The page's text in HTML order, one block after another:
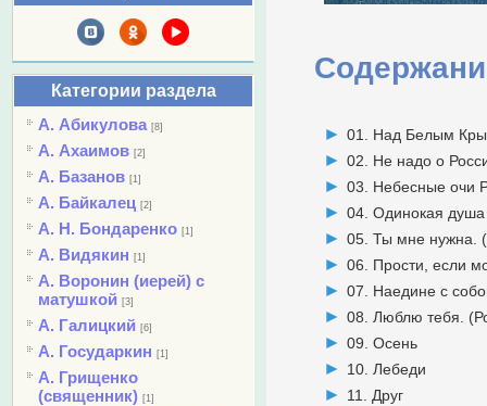
Категории раздела
А. Абикулова [8]
А. Ахаимов [2]
А. Базанов [1]
А. Байкалец [2]
А. Н. Бондаренко [1]
А. Видякин [1]
А. Воронин (иерей) с
матушкой [3]
А. Галицкий [6]
А. Государкин [1]
А. Грищенко
(священник) [1]
01. Над Белым
02. Не надо о
03. Небесные очи
04. Одинокая душа
05. Ты мне нужна.
06. Прости, если
07. Наедине с
08. Люблю тебя.
09. Осень
10. Лебеди
11. Друг